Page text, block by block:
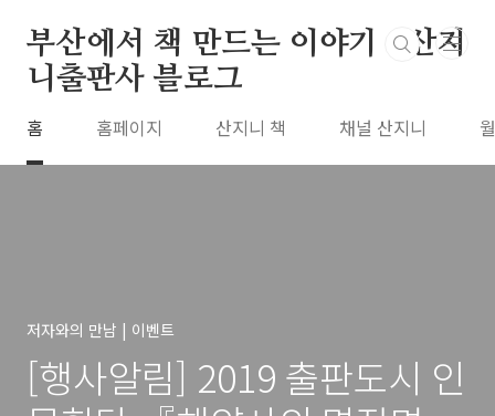
부산에서 책 만드는 이야기 : 산지
니출판사 블로그
홈 홈페이지 산지니 책 채널 산지니
저자와의 만남 | 이벤트
[행사알림] 2019 출판도시 인